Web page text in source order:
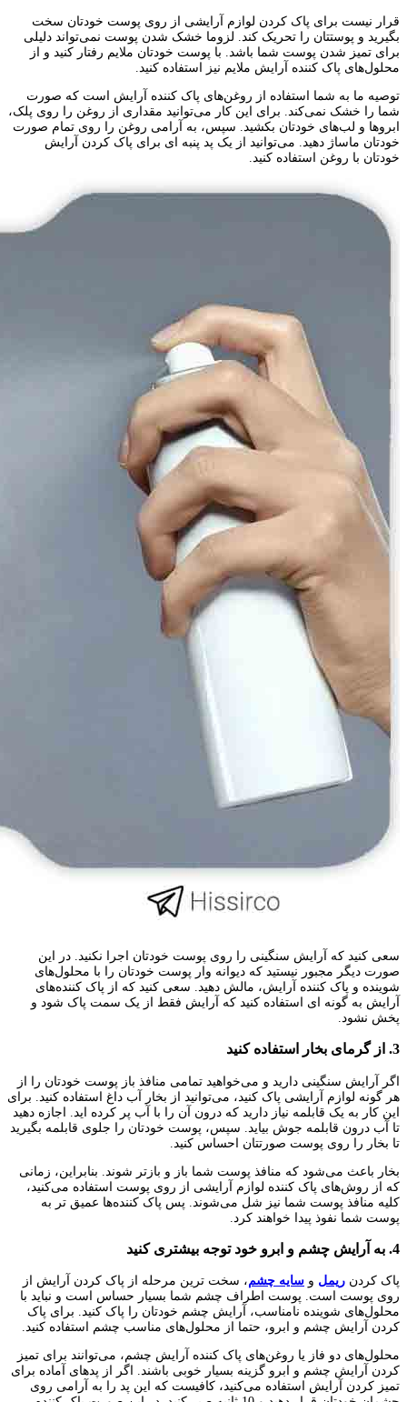
قرار نیست برای پاک کردن لوازم آرایشی از روی پوست خودتان سخت
بگیرید و پوستتان را تحریک کند. لزوما خشک شدن پوست نمی‌تواند دلیلی
برای تمیز شدن پوست شما باشد. با پوست خودتان ملایم رفتار کنید و از
محلول‌های پاک کننده آرایش ملایم نیز استفاده کنید.
توصیه ما به شما استفاده از روغن‌های پاک کننده آرایش است که صورت
شما را خشک نمی‌کند. برای این کار می‌توانید مقداری از روغن را روی پلک،
ابروها و لب‌های خودتان بکشید. سپس، به آرامی روغن را روی تمام صورت
خودتان ماساژ دهید. می‌توانید از یک پد پنبه ای برای پاک کردن آرایش
خودتان با روغن استفاده کنید.
سعی کنید که آرایش سنگینی را روی پوست خودتان اجرا نکنید. در این
صورت دیگر مجبور نیستید که دیوانه وار پوست خودتان را با محلول‌های
شوینده و پاک کننده آرایش، مالش دهید. سعی کنید که از پاک کننده‌های
آرایش به گونه ای استفاده کنید که آرایش فقط از یک سمت پاک شود و
پخش نشود.
3. از گرمای بخار استفاده کنید
اگر آرایش سنگینی دارید و می‌خواهید تمامی منافذ باز پوست خودتان را از
هر گونه لوازم آرایشی پاک کنید، می‌توانید از بخار آب داغ استفاده کنید. برای
این کار به یک قابلمه نیاز دارید که درون آن را با آب پر کرده اید. اجازه دهید
تا آب درون قابلمه جوش بیاید. سپس، پوست خودتان را جلوی قابلمه بگیرید
تا بخار را روی پوست صورتتان احساس کنید.
بخار باعث می‌شود که منافذ پوست شما باز و بازتر شوند. بنابراین، زمانی
که از روش‌های پاک کننده لوازم آرایشی از روی پوست استفاده می‌کنید،
کلیه منافذ پوست شما نیز شل می‌شوند. پس پاک کننده‌ها عمیق تر به
پوست شما نفوذ پیدا خواهند کرد.
4. به آرایش چشم و ابرو خود توجه بیشتری کنید
پاک کردن ریمل و سایه چشم، سخت ترین مرحله از پاک کردن آرایش از
روی پوست است. پوست اطراف چشم شما بسیار حساس است و نباید با
محلول‌های شوینده نامناسب، آرایش چشم خودتان را پاک کنید. برای پاک
کردن آرایش چشم و ابرو، حتما از محلول‌های مناسب چشم استفاده کنید.
محلول‌های دو فاز یا روغن‌های پاک کننده آرایش چشم، می‌توانند برای تمیز
کردن آرایش چشم و ابرو گزینه بسیار خوبی باشند. اگر از پدهای آماده برای
تمیز کردن آرایش استفاده می‌کنید، کافیست که این پد را به آرامی روی